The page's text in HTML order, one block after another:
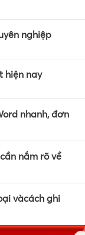
nghiệp
hiện nay
nhanh, đơn
nắm rõ về
vàcách ghi